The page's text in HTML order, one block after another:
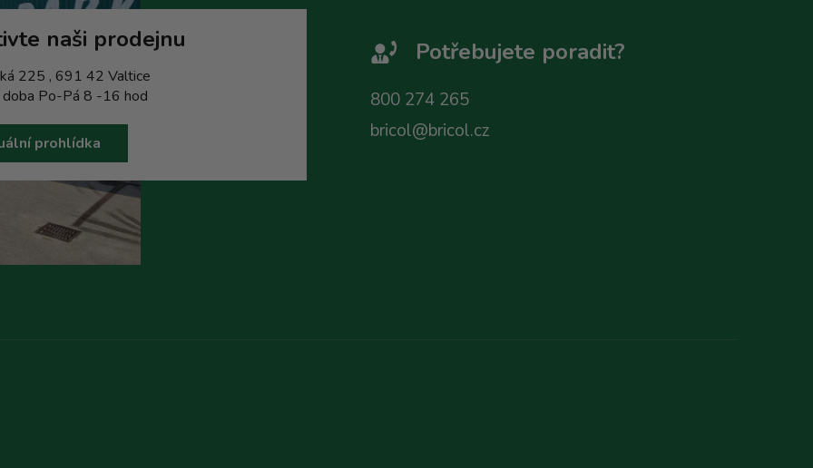
p
naši prodejnu
225 , 691 42 Valtice
doba Po-Pá 8 -16 hod
prohlídka
Potřebujete poradit?
800 274 265
bricol@bricol.cz